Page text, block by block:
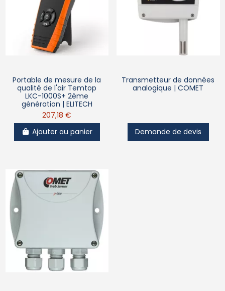
Portable de mesure de la
qualité de l'air Temtop
LKC-1000S+ 2ème
génération | ELITECH
207,18 €
Ajouter au panier
Transmetteur de données
analogique | COMET
Demande de devis